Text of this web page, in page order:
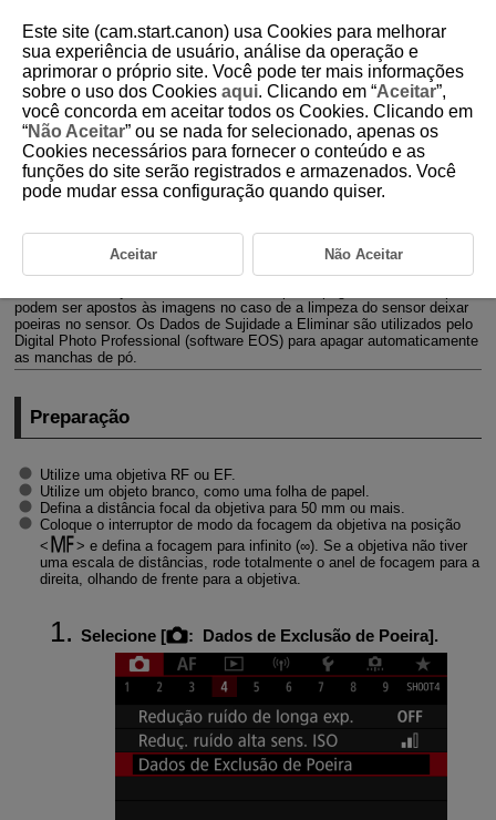
D095-057
Aquisição de Dados de Sujidade a
Eliminar
Anexação de Dados de Sujidade a Eliminar
podem ser apostos às imagens no caso de a limpeza do sensor deixar
poeiras no sensor. Os Dados de Sujidade a Eliminar são utilizados pelo
Digital Photo Professional (software EOS) para apagar automaticamente
as manchas de pó.
Preparação
Utilize uma objetiva RF ou EF.
Utilize um objeto branco, como uma folha de papel.
Defina a distância focal da objetiva para 50 mm ou mais.
Coloque o interruptor de modo da focagem da objetiva na posição
e defina a focagem para infinito (∞). Se a objetiva não tiver
uma escala de distâncias, rode totalmente o anel de focagem para a
direita, olhando de frente para a objetiva.
Selecione [ : Dados de Exclusão de Poeira].
Este site (cam.start.canon) usa Cookies para melhorar
sua experiência de usuário, análise da operação e
aprimorar o próprio site. Você pode ter mais informações
sobre o uso dos Cookies aqui. Clicando em “Aceitar”,
você concorda em aceitar todos os Cookies. Clicando em
“Não Aceitar” ou se nada for selecionado, apenas os
Cookies necessários para fornecer o conteúdo e as
funções do site serão registrados e armazenados. Você
pode mudar essa configuração quando quiser.
Aceitar Não Aceitar